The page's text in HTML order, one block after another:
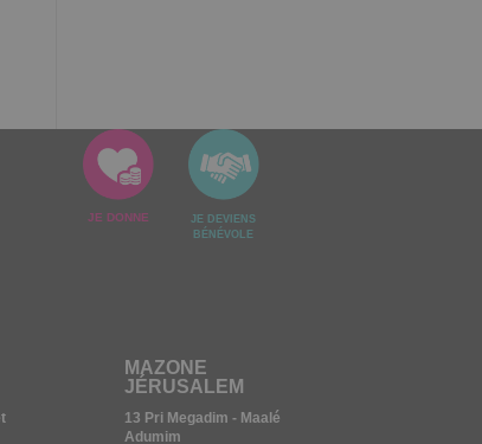
JE DONNE
JE DEVIENS
BÉNÉVOLE
MAZONE
JÉRUSALEM
13 Pri Megadim - Maalé
Adumim